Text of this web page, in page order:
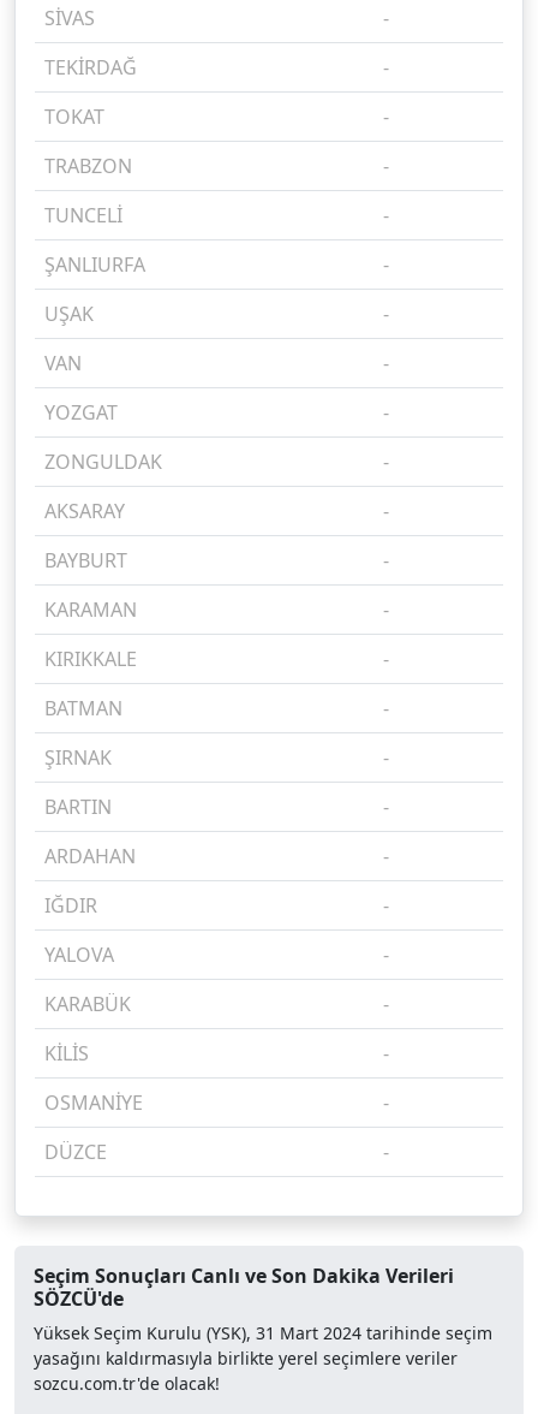
SİVAS -
TEKİRDAĞ
-
TOKAT
-
TRABZON
-
TUNCELİ
-
ŞANLIURFA
-
UŞAK
-
VAN
-
YOZGAT
-
ZONGULDAK
-
AKSARAY
-
BAYBURT
-
KARAMAN
-
KIRIKKALE
-
BATMAN
-
ŞIRNAK
-
BARTIN
-
ARDAHAN
-
IĞDIR
-
YALOVA
-
KARABÜK
-
KİLİS
-
OSMANİYE
-
DÜZCE
-
Seçim Sonuçları Canlı ve Son Dakika Verileri
SÖZCÜ'de
Yüksek Seçim Kurulu (YSK), 31 Mart 2024 tarihinde seçim
yasağını kaldırmasıyla birlikte yerel seçimlere veriler
sozcu.com.tr'de olacak!